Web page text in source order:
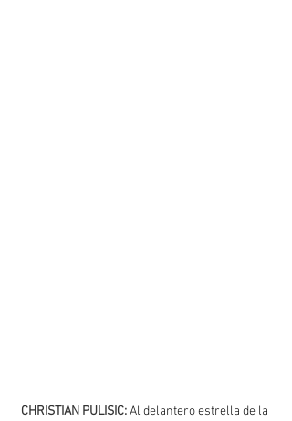
CHRISTIAN PULISIC: Al delantero estrella de la